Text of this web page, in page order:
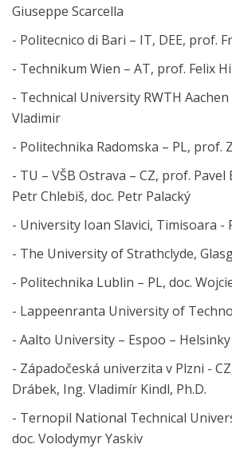
Giuseppe Scarcella
- Politecnico di Bari – IT, DEE, prof.
- Technikum Wien – AT, prof. Felix
- Technical University RWTH
Vladimir
- Politechnika Radomska – PL, prof.
- TU – VŠB Ostrava – CZ, prof.
Petr Chlebiš, doc. Petr Palacký
- University Ioan Slavici, Timisoara -
- The University of Strathclyde,
- Politechnika Lublin – PL, doc.
- Lappeenranta University of
- Aalto University – Espoo – Helsinky
- Západočeská univerzita v Plzni -
Drábek, Ing. Vladimír Kindl, Ph.D.
- Ternopil National Technical
doc. Volodymyr Yaskiv